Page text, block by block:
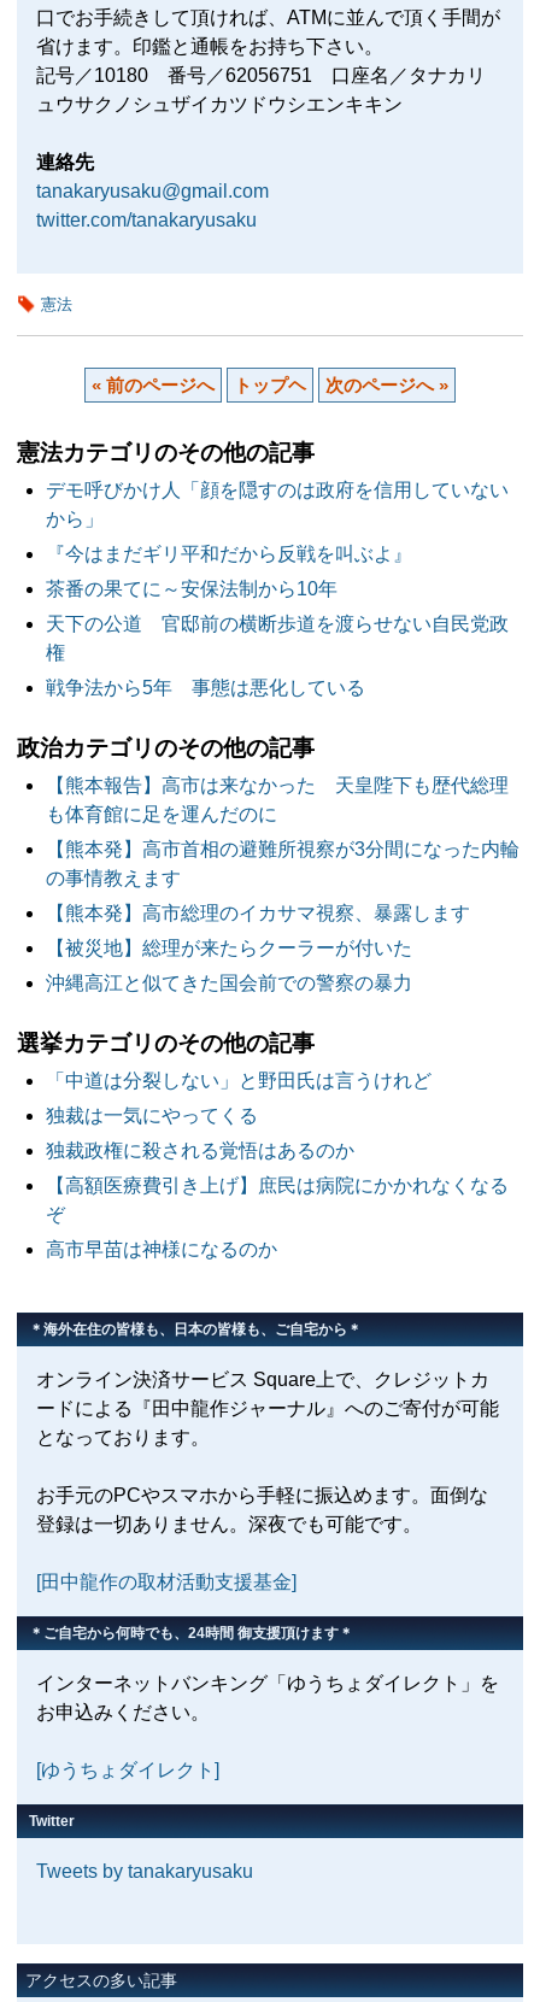
口でお手続きして頂ければ、ATMに並んで頂く手間が
省けます。印鑑と通帳をお持ち下さい。
記号／10180 番号／62056751 口座名／タナカリ
ュウサクノシュザイカツドウシエンキキン
連絡先
tanakaryusaku@gmail.com
twitter.com/tanakaryusaku
憲法
« 前のページへ トップヘ 次のページへ »
憲法カテゴリのその他の記事
デモ呼びかけ人「顔を隠すのは政府を信用していない
から」
『今はまだギリ平和だから反戦を叫ぶよ』
茶番の果てに～安保法制から10年
天下の公道 官邸前の横断歩道を渡らせない自民党政
権
戦争法から5年 事態は悪化している
政治カテゴリのその他の記事
【熊本報告】高市は来なかった 天皇陛下も歴代総理
も体育館に足を運んだのに
【熊本発】高市首相の避難所視察が3分間になった内輪
の事情教えます
【熊本発】高市総理のイカサマ視察、暴露します
【被災地】総理が来たらクーラーが付いた
沖縄高江と似てきた国会前での警察の暴力
選挙カテゴリのその他の記事
「中道は分裂しない」と野田氏は言うけれど
独裁は一気にやってくる
独裁政権に殺される覚悟はあるのか
【高額医療費引き上げ】庶民は病院にかかれなくなる
ぞ
高市早苗は神様になるのか
＊海外在住の皆様も、日本の皆様も、ご自宅から＊
オンライン決済サービス Square上で、クレジットカ
ードによる『田中龍作ジャーナル』へのご寄付が可能
となっております。
お手元のPCやスマホから手軽に振込めます。面倒な
登録は一切ありません。深夜でも可能です。
[田中龍作の取材活動支援基金]
＊ご自宅から何時でも、24時間 御支援頂けます＊
インターネットバンキング「ゆうちょダイレクト」を
お申込みください。
[ゆうちょダイレクト]
Twitter
Tweets by tanakaryusaku
アクセスの多い記事